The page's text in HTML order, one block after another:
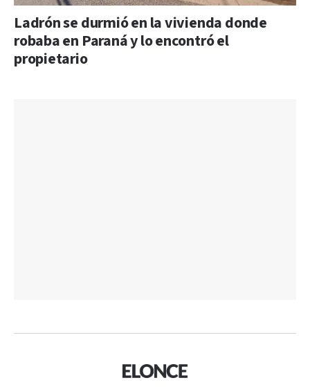
Ladrón se durmió en la vivienda donde
robaba en Paraná y lo encontró el
propietario